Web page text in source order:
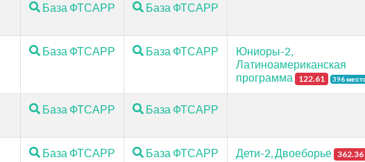
База ФТСАРР База ФТСАРР
База ФТСАРР База ФТСАРР
Юниоры-2,
Латиноамериканская
программа
122.61 396
База ФТСАРР База ФТСАРР
База ФТСАРР База ФТСАРР Дети-2, Двоеборье 362.36